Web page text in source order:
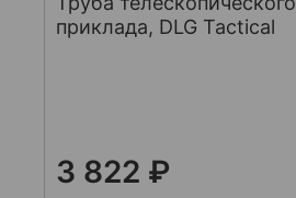
приклада, DLG Tactical
3 822 ₽